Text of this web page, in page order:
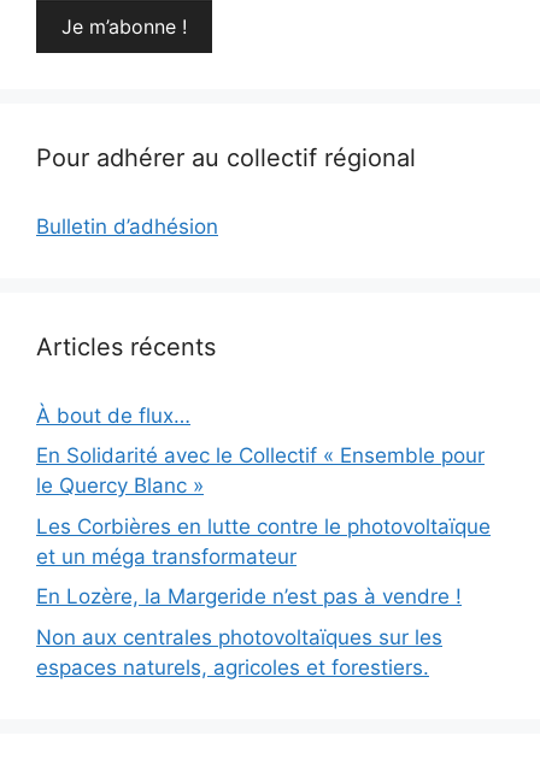
Pour adhérer au collectif régional
Bulletin d’adhésion
Articles récents
À bout de flux…
En Solidarité avec le Collectif « Ensemble pour
le Quercy Blanc »
Les Corbières en lutte contre le photovoltaïque
et un méga transformateur
En Lozère, la Margeride n’est pas à vendre !
Non aux centrales photovoltaïques sur les
espaces naturels, agricoles et forestiers.